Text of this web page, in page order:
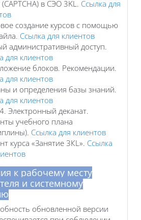
в СЭО 3KL. Ссылка для
создание курсов с помощью
Ссылка для клиентов
административный доступ.
для клиентов
блоков. Рекомендации.
для клиентов
и определения базы знаний.
для клиентов
Электронный деканат.
учебного плана
Ссылка для клиентов
курса «Занятие 3КL». Ссылка
к рабочему месту
и системному
обновленной версии